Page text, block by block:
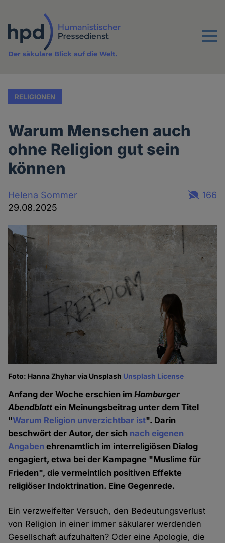
Inhalt
Menu
Der säkulare Blick auf die Welt.
RELIGIONEN
Warum Menschen auch
ohne Religion gut sein
können
Helena Sommer
29.08.2025
166
Foto: Hanna Zhyhar via Unsplash Unsplash License
Anfang der Woche erschien imHamburger
Abendblatt ein Meinungsbeitrag unter dem Titel
"Warum Religion unverzichtbar ist". Darin
beschwört der Autor, der sich nach eigenen
Angaben ehrenamtlich im interreligiösen Dialog
engagiert, etwa bei der Kampagne "Muslime für
Frieden", die vermeintlich positiven Effekte
religiöser Indoktrination. Eine Gegenrede.
Ein verzweifelter Versuch, den Bedeutungsverlust
von Religion in einer immer säkularer werdenden
Gesellschaft aufzuhalten? Oder eine Apologie, die